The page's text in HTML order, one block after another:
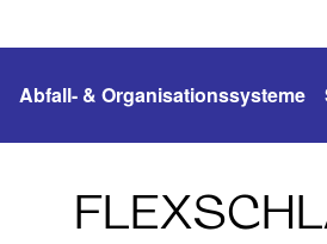
Abfall- & Organisationssysteme